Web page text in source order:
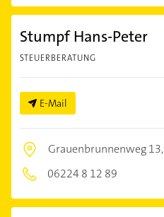
Stumpf Hans-Peter
STEUERBERATUNG
E-Mail
Grauenbrunnenweg 13,
06224 8 12 89